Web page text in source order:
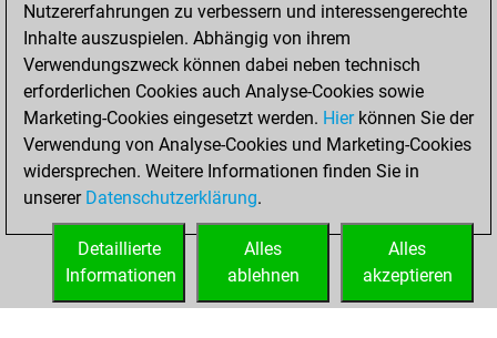
You totalled 18
tactics positions
Tactics
You
solved 9 tactics
positions
You achieved
tactics positions
Nutzererfahrungen zu verbessern und interessengerechte
Inhalte auszuspielen. Abhängig von ihrem
Verwendungszweck können dabei neben technisch
erforderlichen Cookies auch Analyse-Cookies sowie
Marketing-Cookies eingesetzt werden. Hierkönnen Sie der
Verwendung von Analyse-Cookies und Marketing-Cookies
widersprechen. Weitere Informationen finden Sie in
unserer Datenschutzerklärung.
Alles
akzeptieren
Alles
ablehnen
Detaillierte
Informationen